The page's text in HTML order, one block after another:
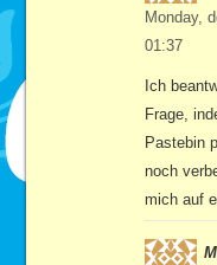
Monday,
01:37
Ich
Frage,
Pastebin
noch
mich auf